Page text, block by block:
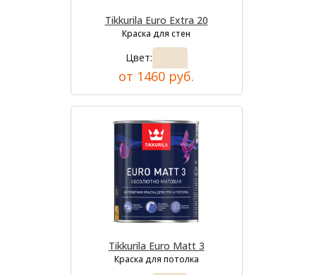
Tikkurila Euro Extra 20
Краска для стен
Цвет:
от 1460 руб.
Tikkurila Euro Matt 3
Краска для потолка